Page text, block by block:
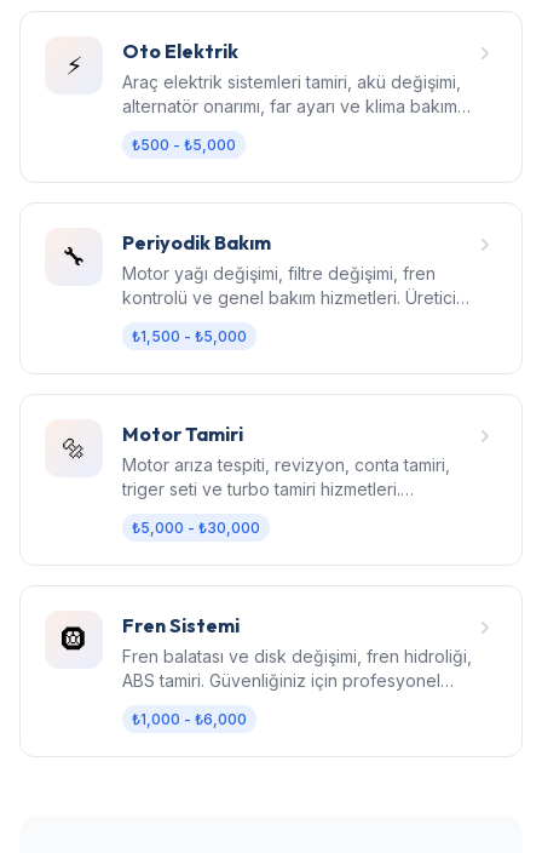
⚡ Oto Elektrik
Araç elektrik sistemleri tamiri, akü değişimi,
alternatör onarımı, far ayarı ve klima bakım
₺500 - ₺5,000
🔧 Periyodik Bakım
Motor yağı değişimi, filtre değişimi, fren
kontrolü ve genel bakım hizmetleri. Üretici
₺1,500 - ₺5,000
🔩 Motor Tamiri
Motor arıza tespiti, revizyon, conta tamiri,
triger seti ve turbo tamiri hizmetleri.
₺5,000 - ₺30,000
🛞 Fren Sistemi
Fren balatası ve disk değişimi, fren hidroliği,
ABS tamiri. Güvenliğiniz için profesyonel
₺1,000 - ₺6,000